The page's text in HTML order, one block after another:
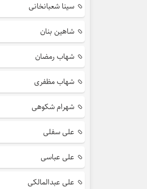
سینا شعبانخانی
شاهین بنان
شهاب رمضان
شهاب مظفری
شهرام شکوهی
علی سفلی
علی عباسی
علی عبدالمالکی